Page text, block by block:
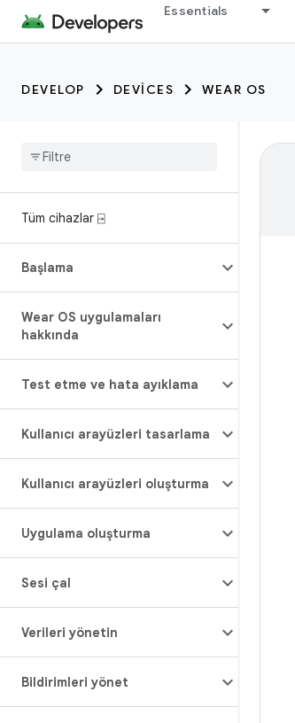
Essentials
DEVELOP DEVICES WEAR OS
Tüm cihazlar ⍈
Başlama
Wear OS uygulamaları
hakkında
Test etme ve hata ayıklama
Kullanıcı arayüzleri tasarlama
Kullanıcı arayüzleri oluşturma
Uygulama oluşturma
Sesi çal
Verileri yönetin
Bildirimleri yönet